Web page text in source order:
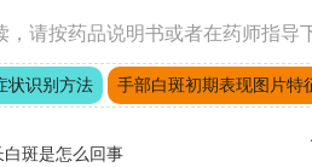
请按药品说明书或者在药师指导
状识别方法 手部白斑初期表现图片特
白斑是怎么回事